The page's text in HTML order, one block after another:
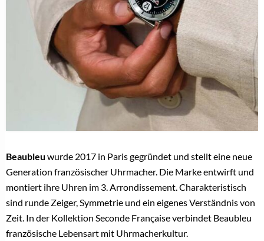
Beaubleu wurde 2017 in Paris gegründet und stellt eine neue
Generation französischer Uhrmacher. Die Marke entwirft und
montiert ihre Uhren im 3. Arrondissement. Charakteristisch
sind runde Zeiger, Symmetrie und ein eigenes Verständnis von
Zeit. In der Kollektion Seconde Française verbindet Beaubleu
französische Lebensart mit Uhrmacherkultur.